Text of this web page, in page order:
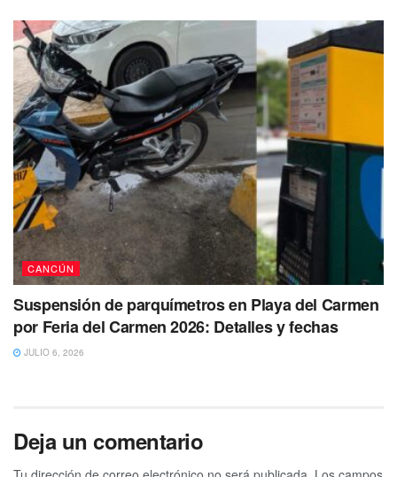
CANCÚN
Suspensión de parquímetros en Playa del Carmen
por Feria del Carmen 2026: Detalles y fechas
JULIO 6, 2026
Deja un comentario